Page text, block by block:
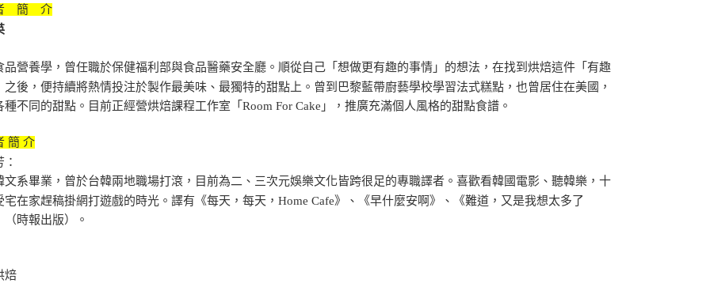
簡 介
品營養學，曾任職於保健福利部與食品醫藥安全廳。順從自己「想做更有趣的事情」的想法，在找到烘焙這件「有趣
之後，便持續將熱情投注於製作最美味、最獨特的甜點上。曾到巴黎藍帶廚藝學校學習法式糕點，也曾居住在美國，
種不同的甜點。目前正經營烘焙課程工作室「Room For Cake」，推廣充滿個人風格的甜點食譜。
簡 介
文系畢業，曾於台韓兩地職場打滾，目前為二、三次元娛樂文化皆跨很足的專職譯者。喜歡看韓國電影、聽韓樂，十
宅在家趕稿掛網打遊戲的時光。譯有《每天，每天，Home Cafe》、《早什麼安啊》、《難道，又是我想太多了
（時報出版）。
焙